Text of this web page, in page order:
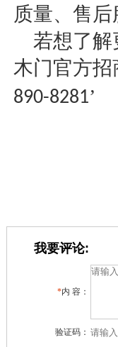
质量、售
若想了解
木门官方招
890-8281’
我要评论:
*内 容：
验证码：